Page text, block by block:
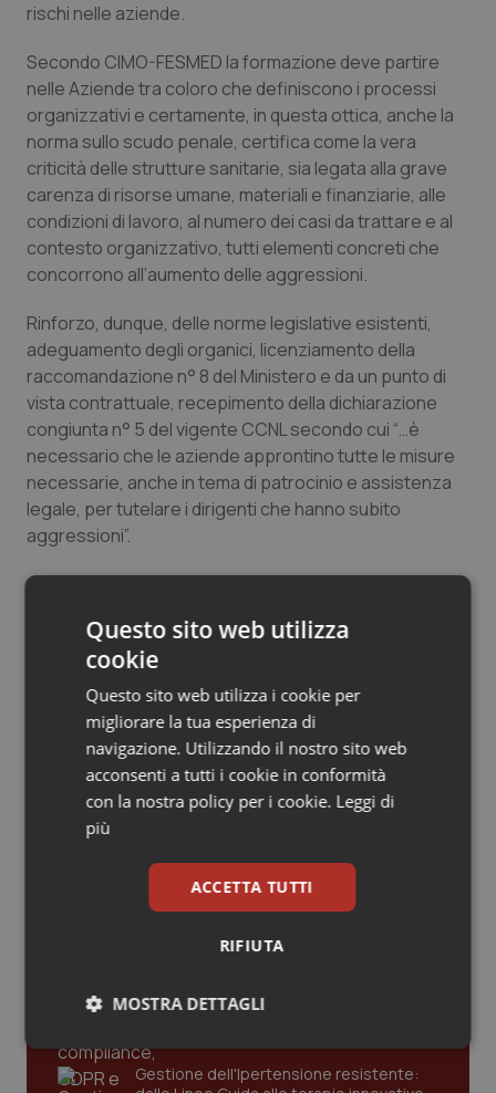
Marche
Molise
Piemonte
Provincia Autonoma di Bolzano
Provincia Autonoma di Trento
Puglia
Sardegna
Sicilia
Toscana
Umbria
Veneto
Donna & Salute
Epatiti
HIV
Infezioni & Febbre
Ipertensione & Scompenso
Malattie rare
Malattia di Crohn & Rettocolite Ulcerosa
Neuroscienze & patologie neurodegenerative
Obesità
Oftalmologia
Oncoematologia
Oncologia & Nutrizione
Psoriasi & pelle
Quotidiano Cardiologia
Quotidiano Chirurgia
Quotidiano Oncologia
Quotidiano Pediatria
Rene & patologie urogenitali
rischi nelle aziende.
Secondo CIMO-FESMED la formazione deve partire
nelle Aziende tra coloro che definiscono i processi
organizzativi e certamente, in questa ottica, anche la
norma sullo scudo penale, certifica come la vera
criticità delle strutture sanitarie, sia legata alla grave
carenza di risorse umane, materiali e finanziarie, alle
condizioni di lavoro, al numero dei casi da trattare e al
contesto organizzativo, tutti elementi concreti che
concorrono all’aumento delle aggressioni.
Rinforzo, dunque, delle norme legislative esistenti,
adeguamento degli organici, licenziamento della
raccomandazione n° 8 del Ministero e da un punto di
vista contrattuale, recepimento della dichiarazione
congiunta n° 5 del vigente CCNL secondo cui “…è
necessario che le aziende approntino tutte le misure
necessarie, anche in tema di patrocinio e assistenza
legale, per tutelare i dirigenti che hanno subito
aggressioni”.
Articoli correlati:
Giornata contro le violenze sui sanitari. Schillaci:
“Nel 2023 segnalate 16 mila aggressioni. Le donne
le più colpite”
12 Marzo 2024
© Riproduzione riservata
Ultime analisi e review da QS Pro
Gestione dell'Ipertensione resistente:
Questo sito web utilizza
cookie
Questo sito web utilizza i cookie per
migliorare la tua esperienza di
navigazione. Utilizzando il nostro sito web
acconsenti a tutti i cookie in conformità
con la nostra policy per i cookie. Leggi di
più
ACCETTA TUTTI
RIFIUTA
MOSTRA DETTAGLI
Necessari Statistici Marketing